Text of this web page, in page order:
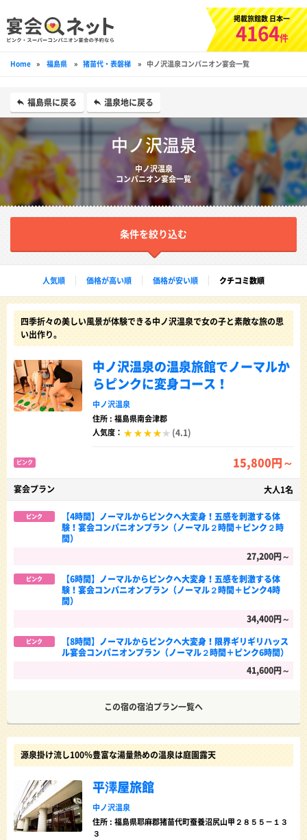
掲載旅館数 日本一
4164件
Home » 福島県 » 猪苗代・表磐梯 » 中ノ沢温泉コンパニオン宴会一覧
福島県に戻る 温泉地に戻る
中ノ沢温泉
中ノ沢温泉
コンパニオン宴会一覧
条件を絞り込む
人気順 価格が高い順 価格が安い順 クチコミ数順
四季折々の美しい風景が体験できる中ノ沢温泉で女の子と素敵な旅の思
い出作り。
中ノ沢温泉の温泉旅館でノーマルか
らピンクに変身コース！
中ノ沢温泉
住所 : 福島県南会津郡
人気度：
(4.1)
ピンク 15,800円～
宴会プラン 大人1名
ピンク
【4時間】ノーマルからピンクへ大変身！五感を刺激する体
験！宴会コンパニオンプラン（ノーマル２時間＋ピンク２時
間）
27,200円～
ピンク
【6時間】ノーマルからピンクへ大変身！五感を刺激する体
験！宴会コンパニオンプラン（ノーマル２時間＋ピンク4時
間）
34,400円～
ピンク
【8時間】ノーマルからピンクへ大変身！限界ギリギリハッス
ル宴会コンパニオンプラン（ノーマル２時間＋ピンク6時間）
41,600円～
この宿の宿泊プラン一覧へ
源泉掛け流し100％豊富な湯量熱めの温泉は庭園露天
平澤屋旅館
中ノ沢温泉
住所 : 福島県耶麻郡猪苗代町蚕養沼尻山甲２８５５－１３
３